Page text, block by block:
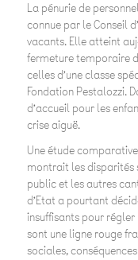
La pénurie de
connue par le Conseil
vacants. Elle atteint
fermeture temporaire
celles d’une classe
Fondation Pestalozzi.
d’accueil pour les
crise aiguë.
Une étude
montrait les disparités
public et les autres
d’Etat a pourtant
insuffisants pour régler
sont une ligne rouge
sociales,